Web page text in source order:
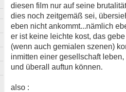
diesen film nur auf seine
dies noch zeitgemäß sei,
eben nicht ankommt...nämlich
er ist keine leichte kost, das
(wenn auch gemialen szenen)
inmitten einer gesellschaft
und überall auftun können.
also :